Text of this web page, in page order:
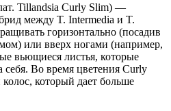
Tillandsia Curly Slim) —
между T. Intermedia и T.
горизонтально (посадив
или вверх ногами (например,
вьющиеся листья, которые
себя. Во время цветения Curly
который дает больше